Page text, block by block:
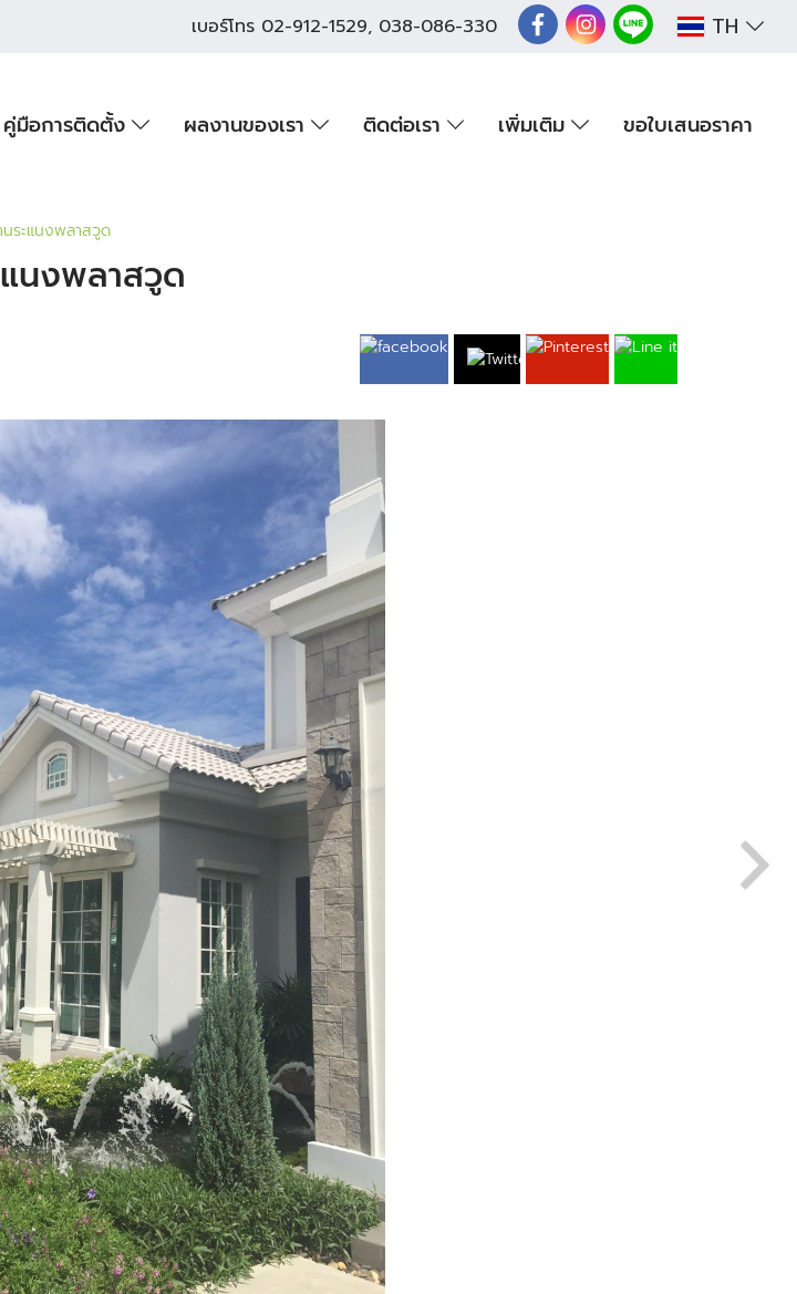
เบอร์โทร 02-912-1529, 038-086-330 TH
คู่มือการติดตั้ง ผลงานของเรา ติดต่อเรา เพิ่มเติม ขอใบเสนอราคา
นระแนงพลาสวูด
นงพลาสวูด